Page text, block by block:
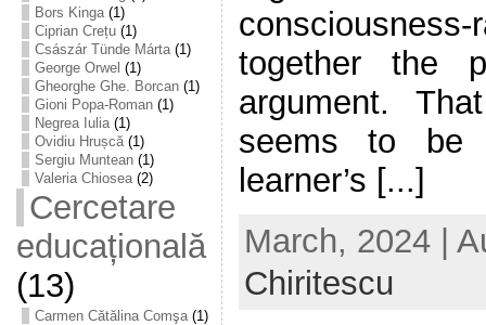
Bors Kinga(1)
Ciprian Crețu(1)
Császár Tünde Márta(1)
George Orwel (1)
Gheorghe Ghe. Borcan(1)
Gioni Popa-Roman(1)
Negrea Iulia(1)
Ovidiu Hrușcă(1)
Sergiu Muntean(1)
Valeria Chiosea(2)
Cercetare
educațională
(13)
Carmen Cătălina Comşa(1)
together the
argument.
seems to be
learner’s [...]
March, 2024 |
Chiritescu